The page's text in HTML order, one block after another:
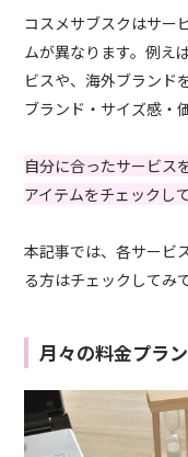
コスメサブスクはサー
ムが異なります。例え
ビスや、海外ブランド
ブランド・サイズ感・
自分に合ったサービス
アイテムをチェックし
本記事では、各サービ
る方はチェックしてみ
月々の料金プラ